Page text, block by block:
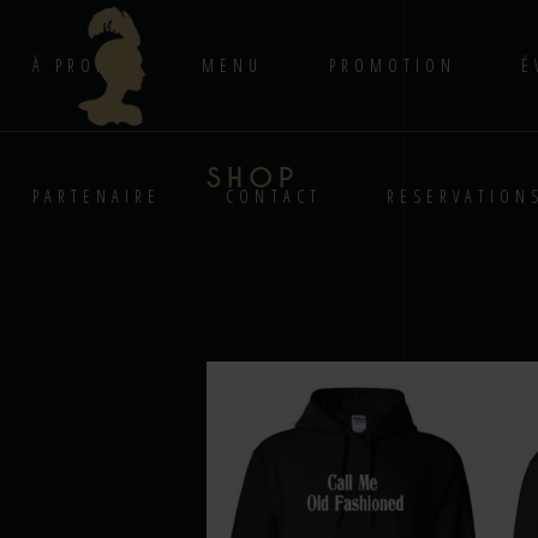
À PROPOS MENU PROMOTION
PARTENAIRE CONTACT
SHOP